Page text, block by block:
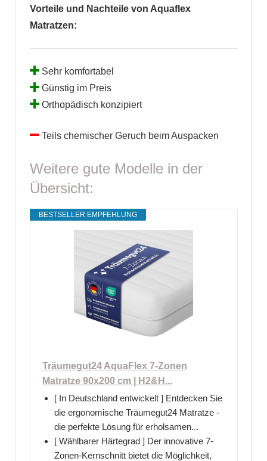
Vorteile und Nachteile von Aquaflex
Matratzen:
Sehr komfortabel
Günstig im Preis
Orthopädisch konzipiert
Teils chemischer Geruch beim Auspacken
Weitere gute Modelle in der
Übersicht:
BESTSELLER EMPFEHLUNG
Träumegut24 AquaFlex 7-Zonen
Matratze 90x200 cm | H2&H...
[ In Deutschland entwickelt ] Entdecken Sie
die ergonomische Träumegut24 Matratze -
die perfekte Lösung für erholsamen...
[ Wählbarer Härtegrad ] Der innovative 7-
Zonen-Kernschnitt bietet die Möglichkeit,